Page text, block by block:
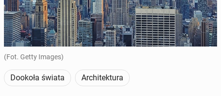
(Fot. Getty Images)
Dookoła świata Architektura